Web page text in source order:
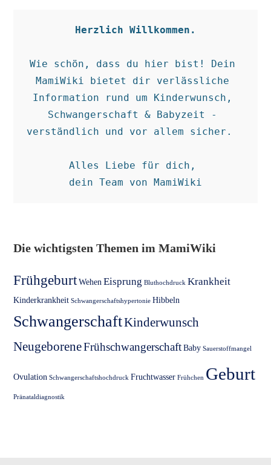
Herzlich Willkommen.
Wie schön, dass du hier bist! Dein
MamiWiki bietet dir verlässliche
Information rund um Kinderwunsch,
Schwangerschaft & Babyzeit -
verständlich und vor allem sicher.
Alles Liebe für dich,
dein Team von MamiWiki
Die wichtigsten Themen im MamiWiki
Frühgeburt Wehen Eisprung Bluthochdruck Krankheit
Kinderkrankheit Schwangerschaftshypertonie Hibbeln
SchwangerschaftKinderwunsch
NeugeboreneFrühschwangerschaft Baby Sauerstoffmangel
Ovulation Schwangerschaftshochdruck Fruchtwasser Frühchen Geburt
Pränataldiagnostik